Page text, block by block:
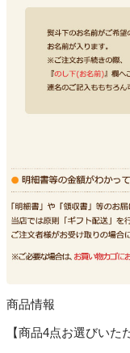
商品情報
【商品4点お選びいた